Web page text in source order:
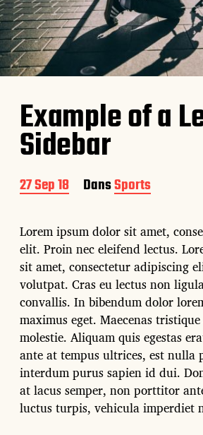
Example of a
Sidebar
D
a
e
d
e
p
u
b
l
i
c
a
t
i
o
n
27 Sep 18 DansSports
Lorem ipsum dolor sit amet,
elit. Proin nec eleifend lectus.
sit amet, consectetur adipiscing
volutpat. Cras eu lectus non
convallis. In bibendum dolor
maximus eget. Maecenas
molestie. Aliquam quis egestas
ante at tempus ultrices, est nulla
interdum purus sapien id dui.
at lacus semper, non porttitor
luctus turpis, vehicula imperdiet